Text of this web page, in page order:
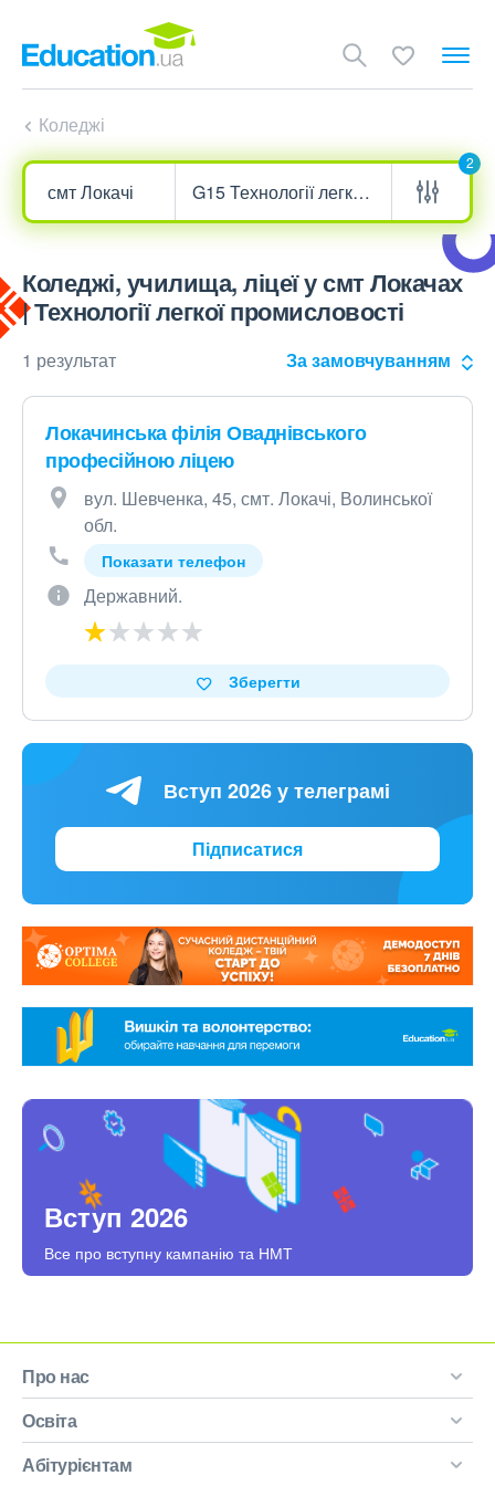
Коледжі
2
Коледжі, училища, ліцеї у смт Локачах
| Технології легкої промисловості
1 результат За замовчуванням
Локачинська філія Оваднівського
професійною ліцею
вул. Шевченка, 45, смт. Локачі, Волинської
обл.
Показати телефон
Державний.
Зберегти
Вступ 2026 у телеграмі
Підписатися
Вступ 2026
Все про вступну кампанію та НМТ
Про нас
Освіта
Абітурієнтам